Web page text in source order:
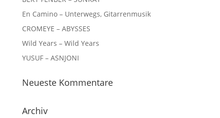
En Camino – Unterwegs, Gitarrenmusik
CROMEYE – ABYSSES
Wild Years – Wild Years
YUSUF – ASNJONI
Neueste Kommentare
Archiv